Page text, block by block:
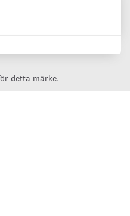
detta märke.